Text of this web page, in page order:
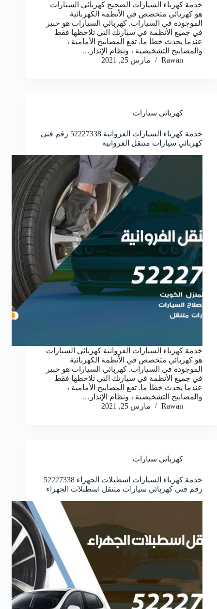
خدمة كهرباء السيارات الضجيج كهربائي السيارات
هو كهربائي متخصص في الأنظمة الكهربائية
الموجودة في السيارات. كهربائي السيارات هو خبير
في جميع الأنظمة في سيارتك التي تلاحظها فقط
عندما يحدث خطأ ما. تقع المصابيح الأمامية ،
والمصابيح التشخيصية ، ونظام الإنذار…
Rawan
مارس 25, 2021
كهربائي سيارات
خدمة كهرباء السيارات الفروانية 52227338 رقم فني
كهربائي سيارات متنقل الفروانية
خدمة كهرباء السيارات الفروانية كهربائي السيارات
هو كهربائي متخصص في الأنظمة الكهربائية
الموجودة في السيارات. كهربائي السيارات هو خبير
في جميع الأنظمة في سيارتك التي تلاحظها فقط
عندما يحدث خطأ ما. تقع المصابيح الأمامية ،
والمصابيح التشخيصية ، ونظام الإنذار…
Rawan
مارس 25, 2021
كهربائي سيارات
خدمة كهرباء السيارات اسطبلات الجهراء 52227338
رقم فني كهربائي سيارات متنقل اسطبلات الجهراء